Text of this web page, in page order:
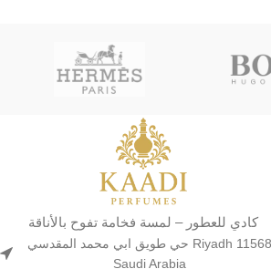
كادي للعطور – لمسة فخامة تفوح بالأناقة
حي طويق ابي محمد المقدسي Riyadh 11568
Saudi Arabia